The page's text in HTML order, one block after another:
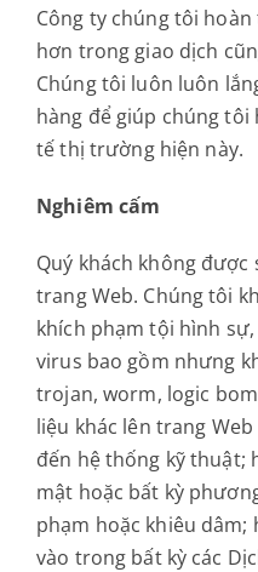
Công ty chúng tôi
hơn trong giao dịch
Chúng tôi luôn luôn
hàng để giúp chúng
tế thị trường hiện này.
Nghiêm cấm
Quý khách không
trang Web. Chúng tôi
khích phạm tội hình
virus bao gồm nhưng
trojan, worm, logic
liệu khác lên trang
đến hệ thống kỹ thuật;
mật hoặc bất kỳ
phạm hoặc khiêu dâm;
vào trong bất kỳ các